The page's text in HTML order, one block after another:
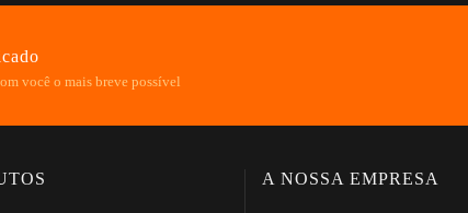
você o mais breve possível
A NOSSA EMPRESA